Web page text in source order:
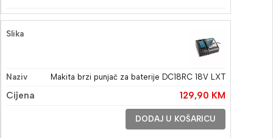
Makita brzi punjač za baterije DC18RC 18V LXT
129,90 KM
DODAJ U KOŠARICU